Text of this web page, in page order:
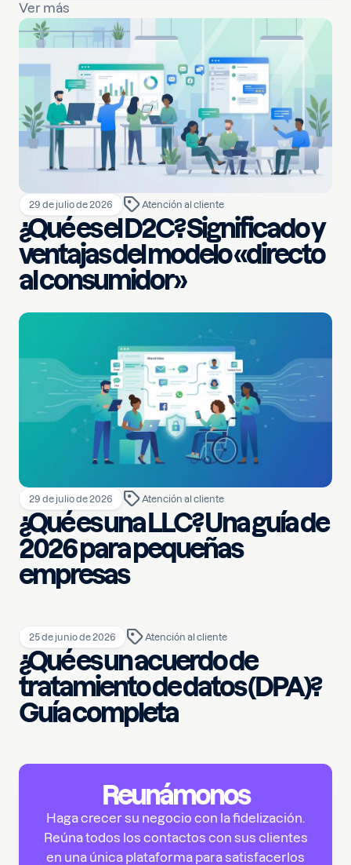
Ver más
29 de julio de 2026 Atención al cliente
¿Qué es el D2C? Significado y
ventajas del modelo «directo
al consumidor»
29 de julio de 2026 Atención al cliente
¿Qué es una LLC? Una guía de
2026 para pequeñas
empresas
25 de junio de 2026 Atención al cliente
¿Qué es un acuerdo de
tratamiento de datos (DPA)?
Guía completa
Reunámonos
Haga crecer su negocio con la fidelización.
Reúna todos los contactos con sus clientes
en una única plataforma para satisfacerlos